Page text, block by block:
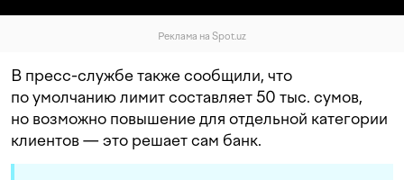
Реклама на Spot.uz
В пресс-службе также сообщили, что
по умолчанию лимит составляет 50 тыс. сумов,
но возможно повышение для отдельной категории
клиентов — это решает сам банк.